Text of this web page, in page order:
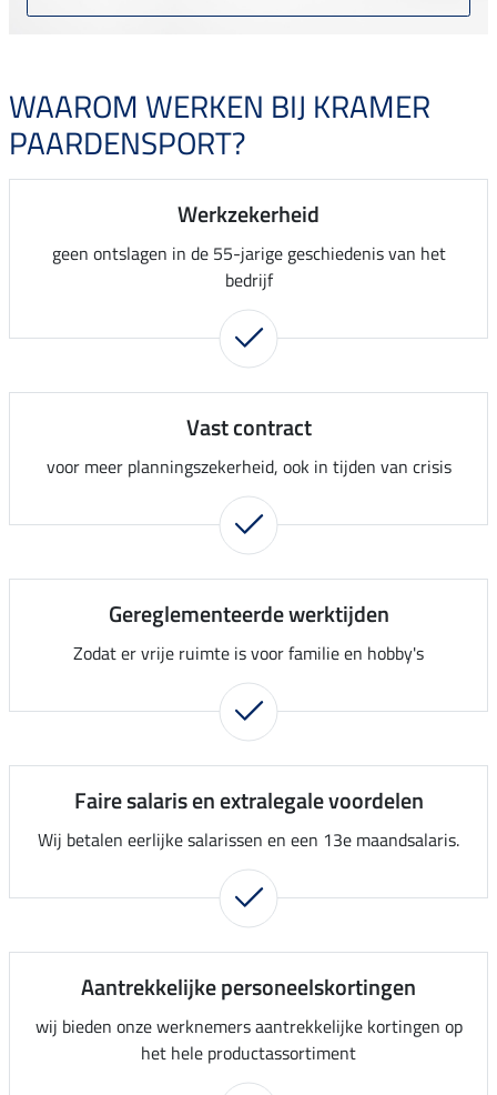
WAAROM WERKEN BIJ KRAMER
PAARDENSPORT?
Werkzekerheid
geen ontslagen in de 55-jarige geschiedenis van het
bedrijf
Vast contract
voor meer planningszekerheid, ook in tijden van crisis
Gereglementeerde werktijden
Zodat er vrije ruimte is voor familie en hobby's
Faire salaris en extralegale voordelen
Wij betalen eerlijke salarissen en een 13e maandsalaris.
Aantrekkelijke personeelskortingen
wij bieden onze werknemers aantrekkelijke kortingen op
het hele productassortiment